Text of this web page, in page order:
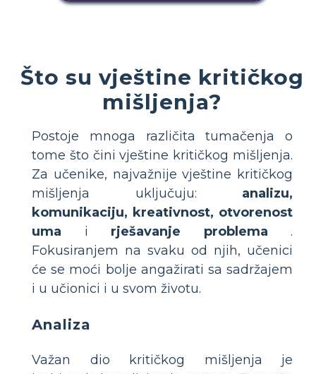
Što su vještine kritičkog
mišljenja?
Postoje mnoga različita tumačenja o
tome što čini vještine kritičkog mišljenja.
Za učenike, najvažnije vještine kritičkog
mišljenja uključuju: analizu,
komunikaciju, kreativnost, otvorenost
uma i rješavanje problema .
Fokusiranjem na svaku od njih, učenici
će se moći bolje angažirati sa sadržajem
i u učionici i u svom životu.
Analiza
Važan dio kritičkog mišljenja je